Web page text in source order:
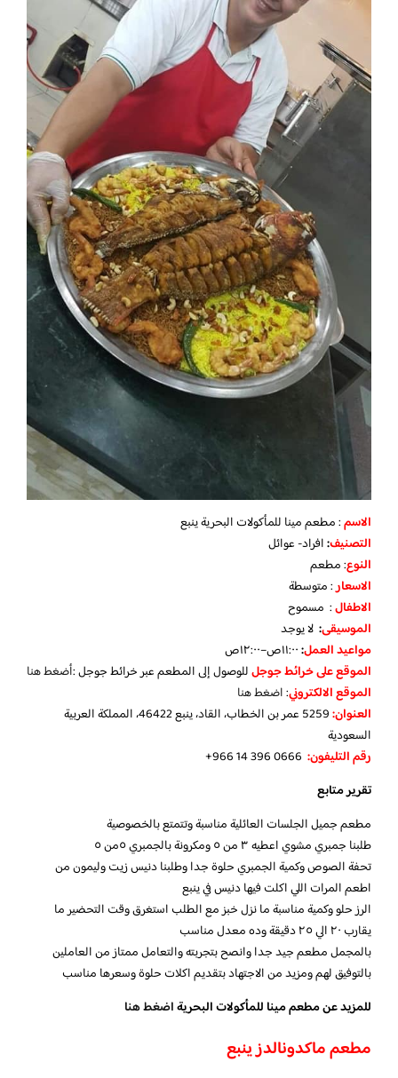
الاسم: مطعم مينا للمأكولات البحرية ينبع
التصنيف:افراد- عوائل
النوع: مطعم
الاسعار: متوسطة
الاطفال: مسموح
الموسيقى: لا يوجد
مواعيد العمل:١١:٠٠ص–١٢:٠٠ص
الموقع على خرائط جوجلللوصول إلى المطعم عبر خرائط جوجل :أضغط هنا
الموقع الالكتروني:اضغط هنا
العنوان:
5259 عمر بن الخطاب، القاد، ينبع 46422، المملكة العربية
السعودية
رقم التليفون: +966 14 396 0666
تقرير متابع
مطعم جميل الجلسات العائلية مناسبة وتتمتع بالخصوصية
طلبنا جمبري مشوي اعطيه ٣ من ٥ ومكرونة بالجمبري ٥من ٥
تحفة الصوص وكمية الجمبري حلوة جدا وطلبنا دنيس زيت وليمون من
اطعم المرات اللي اكلت فيها دنيس في ينبع
الرز حلو وكمية مناسبة ما نزل خبز مع الطلب استغرق وقت التحضير ما
يقارب ٢٠ الي ٢٥ دقيقة وده معدل مناسب
بالمجمل مطعم جيد جدا وانصح بتجربته والتعامل ممتاز من العاملين
بالتوفيق لهم ومزيد من الاجتهاد بتقديم اكلات حلوة وسعرها مناسب
للمزيد عن مطعم مينا للمأكولات البحريةاضغط هنا
مطعم ماكدونالدز ينبع